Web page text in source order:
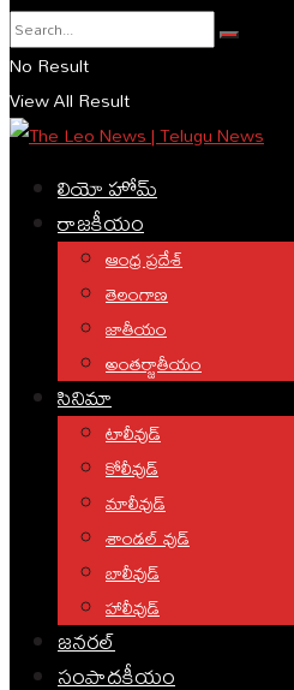
No Result
View All Result
లియో హోమ్
రాజకీయం
ఆంధ్ర ప్రదేశ్
తెలంగాణ
జాతీయం
అంతర్జాతీయం
సినిమా
టాలీవుడ్
కోలీవుడ్
మాలీవుడ్
శాండల్ వుడ్
బాలీవుడ్
హాలీవుడ్
జనరల్
సంపాదకీయం